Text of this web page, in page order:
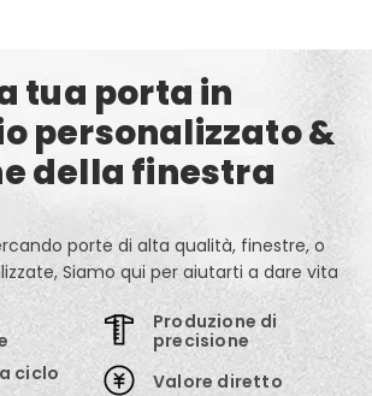
tua porta in
personalizzato &
della finestra
porte di alta qualità, finestre, o
Siamo qui per aiutarti a dare vita
ciclo
Produzione di
precisione
Valore diretto